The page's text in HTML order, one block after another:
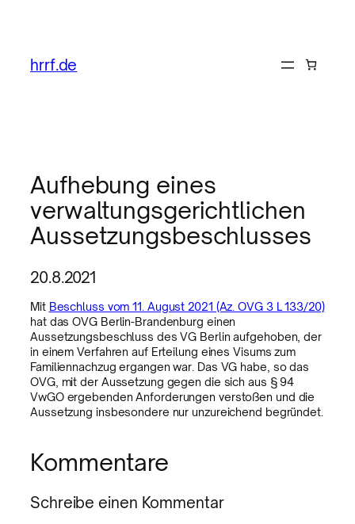
hrrf.de
Aufhebung eines
verwaltungsgerichtlichen
Aussetzungsbeschlusses
20.8.2021
Mit Beschluss vom 11. August 2021 (Az. OVG 3 L 133/20)
hat das OVG Berlin-Brandenburg einen
Aussetzungsbeschluss des VG Berlin aufgehoben, der
in einem Verfahren auf Erteilung eines Visums zum
Familiennachzug ergangen war. Das VG habe, so das
OVG, mit der Aussetzung gegen die sich aus § 94
VwGO ergebenden Anforderungen verstoßen und die
Aussetzung insbesondere nur unzureichend begründet.
Kommentare
Schreibe einen Kommentar